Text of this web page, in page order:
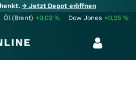
→ Jetzt Depot eröffnen
Öl (Brent) +0,02% Dow Jones +0,25%